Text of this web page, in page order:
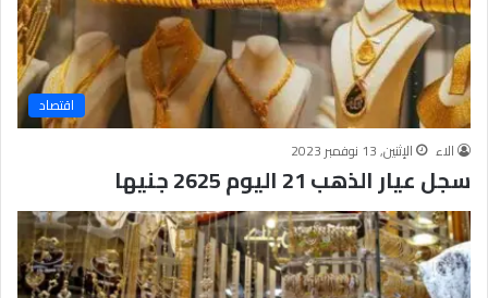
اقتصاد
الاء
الإثنين, 13 نوفمبر 2023
سجل عيار الذهب 21 اليوم 2625 جنيها